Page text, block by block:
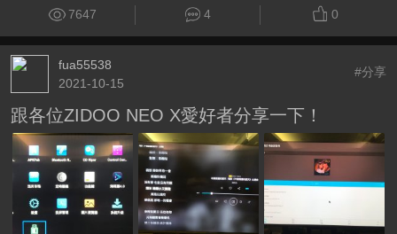
7647 4 0
fua55538
2021-10-15
#分享
跟各位ZIDOO NEO X愛好者分享一下！